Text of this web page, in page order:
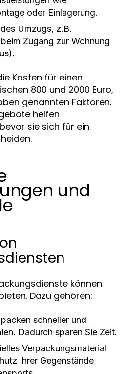
oder Einlagerung.
Umzugs, z.B.
Zugang zur Wohnung
Kosten für einen
800 und 2000 Euro,
genannten Faktoren.
helfen
sie sich für ein
und
können
Dazu gehören:
schneller und
Dadurch sparen Sie Zeit.
Verpackungsmaterial
Ihrer Gegenstände